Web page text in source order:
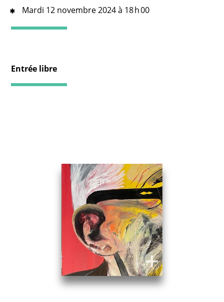
Mardi 12 novembre 2024 à 18 h 00
Entrée libre